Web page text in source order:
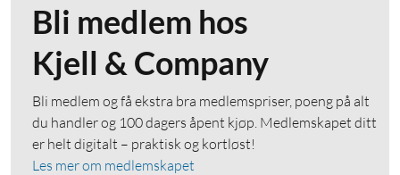
Bli medlem hos
Kjell & Company
Bli medlem og få ekstra bra medlemspriser, poeng på alt
du handler og 100 dagers åpent kjøp. Medlemskapet ditt
er helt digitalt – praktisk og kortløst!
Les mer om medlemskapet